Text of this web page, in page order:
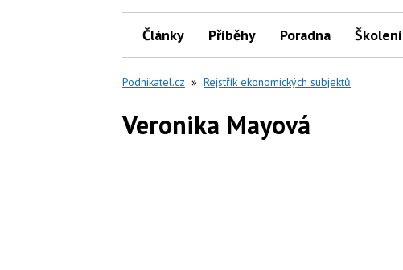
Články Příběhy Poradna Školení
Podnikatel.cz » Rejstřík ekonomických subjektů
Veronika Mayová